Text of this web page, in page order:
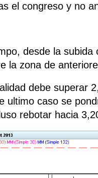
el congreso y no
desde la
la zona de
debe superar
ultimo caso se
rebotar hacia